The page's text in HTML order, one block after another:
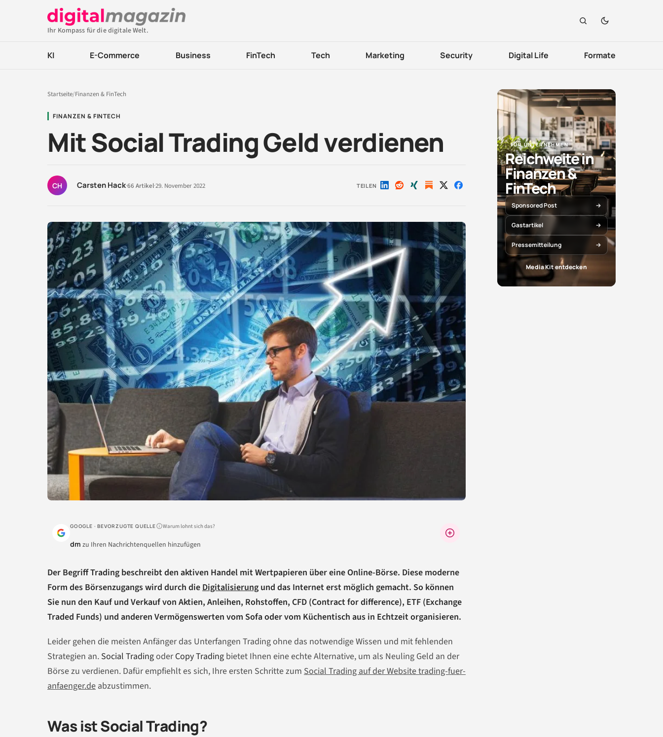
Ihr Kompass für die digitale Welt.
KI E-Commerce Business FinTech Tech Marketing Security Digital Life Formate
Startseite/Finanzen & FinTech
FINANZEN & FINTECH
Mit Social Trading Geld verdienen
CH Carsten Hack·66 Artikel·29. November 2022 TEILEN Auf Auf Auf Auf Auf
GOOGLE · BEVORZUGTE QUELLE Warum lohnt sich das?
dm zu Ihren Nachrichtenquellen hinzufügen
Der Begriff Trading beschreibt den aktiven Handel mit Wertpapieren über eine Online-Börse. Diese moderne
Form des Börsenzugangs wird durch dieDigitalisierung und das Internet erst möglich gemacht. So können
Sie nun den Kauf und Verkauf von Aktien, Anleihen, Rohstoffen, CFD (Contract for difference), ETF (Exchange
Traded Funds) und anderen Vermögenswerten vom Sofa oder vom Küchentisch aus in Echtzeit organisieren.
Leider gehen die meisten Anfänger das Unterfangen Trading ohne das notwendige Wissen und mit fehlenden
Strategien an. Social TradingoderCopy Trading bietet Ihnen eine echte Alternative, um als Neuling Geld an der
Börse zu verdienen. Dafür empfiehlt es sich, Ihre ersten Schritte zum Social Trading auf der Website trading-fuer-
anfaenger.de abzustimmen.
Was ist Social Trading?
FÜR UNTERNEHMEN
Reichweite in
Finanzen &
FinTech
Sponsored Post
Gastartikel
Pressemitteilung
Media Kit entdecken